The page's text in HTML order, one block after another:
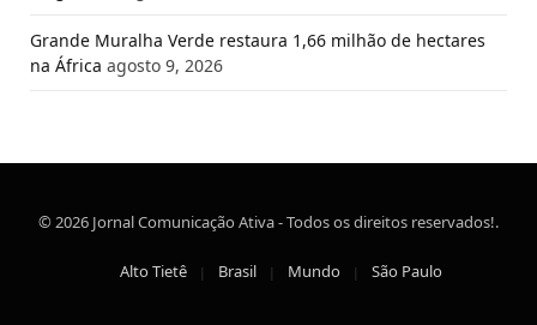
Grande Muralha Verde restaura 1,66 milhão de hectares
na África agosto 9, 2026
© 2026 Jornal Comunicação Ativa - Todos os direitos reservados!.
Alto Tietê Brasil Mundo São Paulo